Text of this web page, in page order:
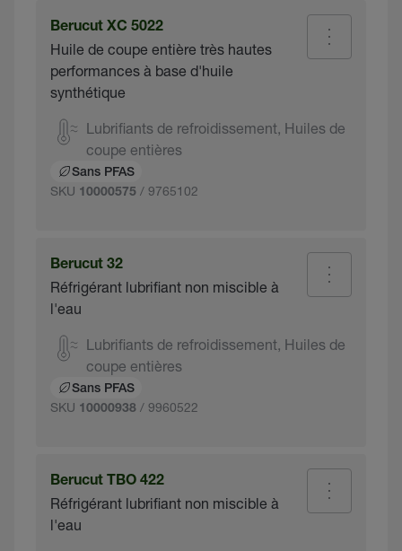
Berucut XC 5022
Huile de coupe entière très hautes
performances à base d'huile
synthétique
Lubrifiants de refroidissement, Huiles de
coupe entières
Sans PFAS
SKU 10000575 / 9765102
Berucut 32
Réfrigérant lubrifiant non miscible à
l'eau
Lubrifiants de refroidissement, Huiles de
coupe entières
Sans PFAS
SKU 10000938 / 9960522
Berucut TBO 422
Réfrigérant lubrifiant non miscible à
l'eau